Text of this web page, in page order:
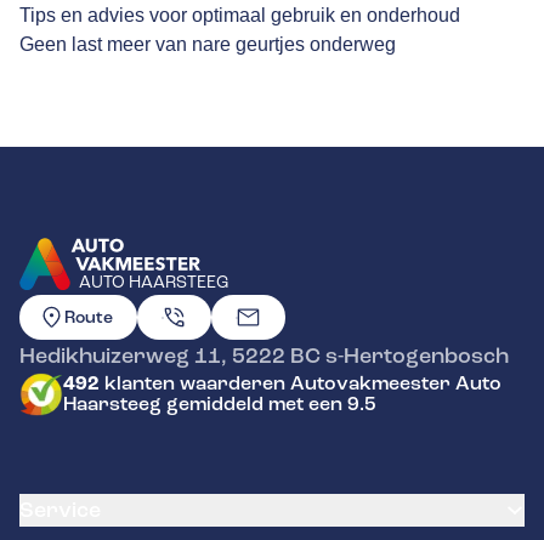
Tips en advies voor optimaal gebruik en onderhoud
Geen last meer van nare geurtjes onderweg
AUTO HAARSTEEG
GA NAAR DE HOMEPAGINA
Route
Hedikhuizerweg 11, 5222 BC s-Hertogenbosch
492 klanten waarderen Autovakmeester Auto
Haarsteeg gemiddeld met een 9.5